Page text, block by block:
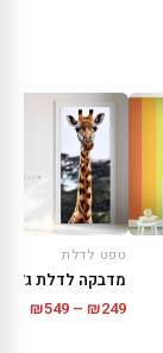
טפט לדלת
מדבקה לדלת
₪249
–
₪549